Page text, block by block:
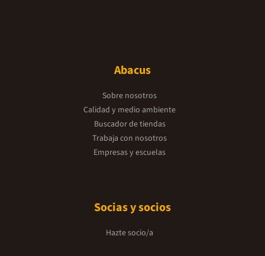
Abacus
Sobre nosotros
Calidad y medio ambiente
Buscador de tiendas
Trabaja con nosotros
Empresas y escuelas
Socias y socios
Hazte socio/a